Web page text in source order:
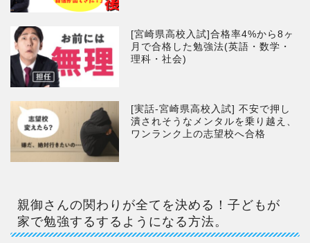
[宮崎県高校入試]合格率4%から8ヶ
月で合格した勉強法(英語・数学・
理科・社会)
[実話-宮崎県高校入試] 不安で押し
潰されそうなメンタルを乗り越え、
ワンランク上の志望校へ合格
親御さんの関わりが全てを決める！子どもが
家で勉強するするようになる方法。